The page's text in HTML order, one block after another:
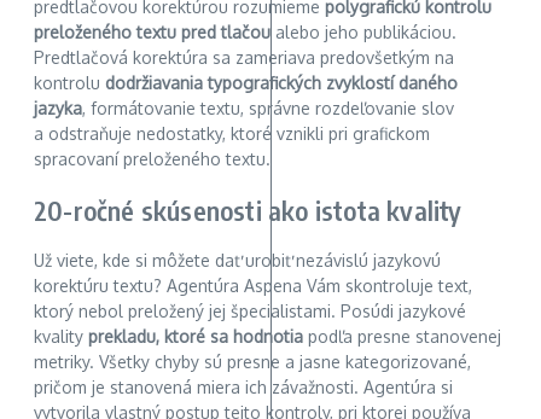
predtlačovou korektúrou rozumieme polygrafickú kontrolu
preloženého textu pred tlačou alebo jeho publikáciou.
Predtlačová korektúra sa zameriava predovšetkým na
kontrolu dodržiavania typografických zvyklostí daného
jazyka, formátovanie textu, správne rozdeľovanie slov
a odstraňuje nedostatky, ktoré vznikli pri grafickom
spracovaní preloženého textu.
20-ročné skúsenosti ako istota kvality
Už viete, kde si môžete dať urobiť nezávislú jazykovú
korektúru textu? Agentúra Aspena Vám skontroluje text,
ktorý nebol preložený jej špecialistami. Posúdi jazykové
kvality prekladu, ktoré sa hodnotia podľa presne stanovenej
metriky. Všetky chyby sú presne a jasne kategorizované,
pričom je stanovená miera ich závažnosti. Agentúra si
vytvorila vlastný postup tejto kontroly, pri ktorej používa